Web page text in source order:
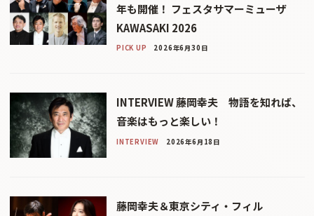
年も開催！ フェスタサマーミューザ
KAWASAKI 2026
PICK UP 2026年6月30日
INTERVIEW 藤岡幸夫 物語を知れば、
音楽はもっと楽しい！
INTERVIEW 2026年6月18日
藤岡幸夫＆東京シティ・フィル